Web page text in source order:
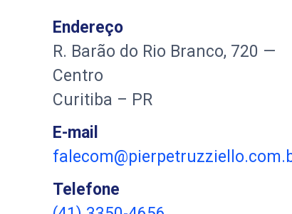
Endereço
R. Barão do Rio Branco, 720 —
Centro
Curitiba – PR
E-mail
Telefone